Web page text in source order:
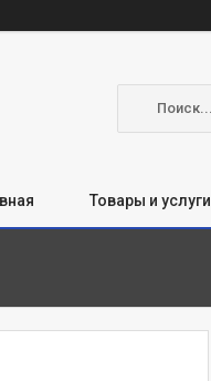
Товары и услуги